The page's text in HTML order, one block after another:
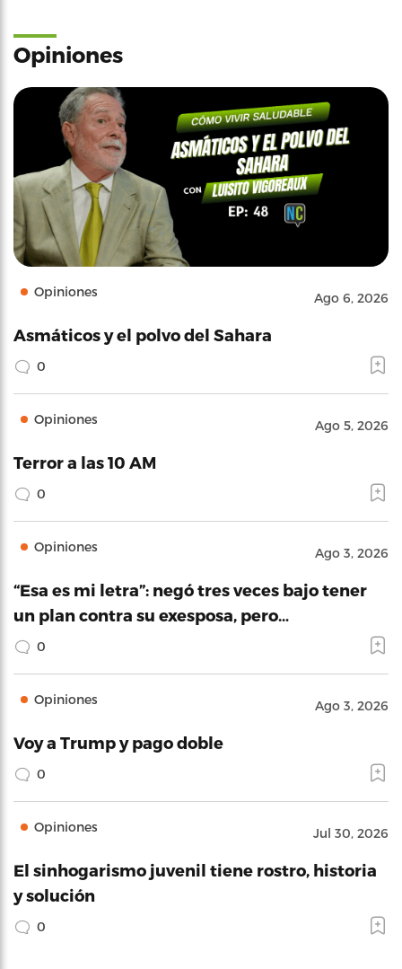
Opiniones
Opiniones Ago 6, 2026
Asmáticos y el polvo del Sahara
0
Opiniones Ago 5, 2026
Terror a las 10 AM
0
Opiniones Ago 3, 2026
“Esa es mi letra”: negó tres veces bajo tener
un plan contra su exesposa, pero…
0
Opiniones Ago 3, 2026
Voy a Trump y pago doble
0
Opiniones Jul 30, 2026
El sinhogarismo juvenil tiene rostro, historia
y solución
0